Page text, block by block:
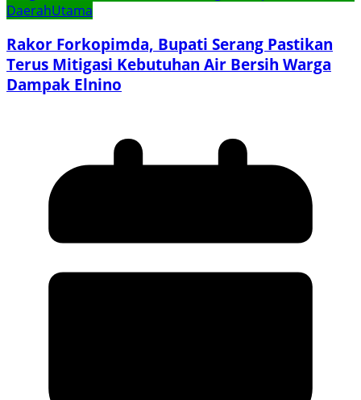
DaerahUtama
Rakor Forkopimda, Bupati Serang Pastikan
Terus Mitigasi Kebutuhan Air Bersih Warga
Dampak Elnino